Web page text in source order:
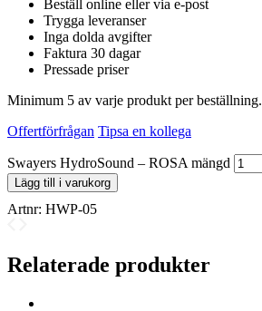
Beställ online eller via e-post
Trygga leveranser
Inga dolda avgifter
Faktura 30 dagar
Pressade priser
Minimum 5 av varje produkt per beställning.
Offertförfrågan Tipsa en kollega
Swayers HydroSound – ROSA mängd
Lägg till i varukorg
Artnr: HWP-05
Relaterade produkter